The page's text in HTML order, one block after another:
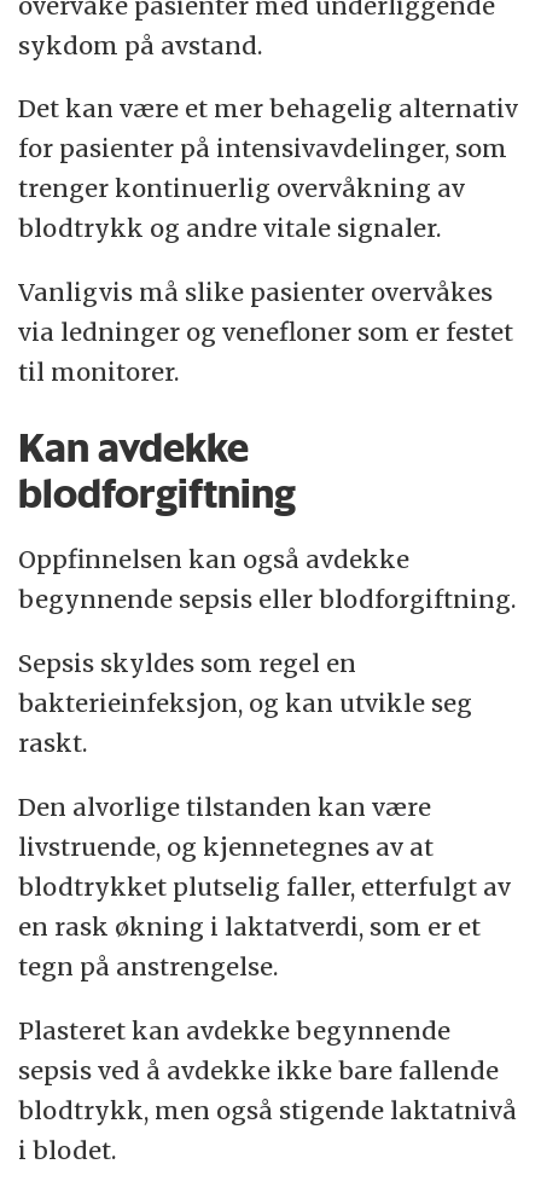
sykdom på avstand.
Det kan være et mer behagelig alternativ
for pasienter på intensivavdelinger, som
trenger kontinuerlig overvåkning av
blodtrykk og andre vitale signaler.
Vanligvis må slike pasienter overvåkes
via ledninger og venefloner som er festet
til monitorer.
Kan avdekke
blodforgiftning
Oppfinnelsen kan også avdekke
begynnende sepsis eller blodforgiftning.
Sepsis skyldes som regel en
bakterieinfeksjon, og kan utvikle seg
raskt.
Den alvorlige tilstanden kan være
livstruende, og kjennetegnes av at
blodtrykket plutselig faller, etterfulgt av
en rask økning i laktatverdi, som er et
tegn på anstrengelse.
Plasteret kan avdekke begynnende
sepsis ved å avdekke ikke bare fallende
blodtrykk, men også stigende laktatnivå
i blodet.